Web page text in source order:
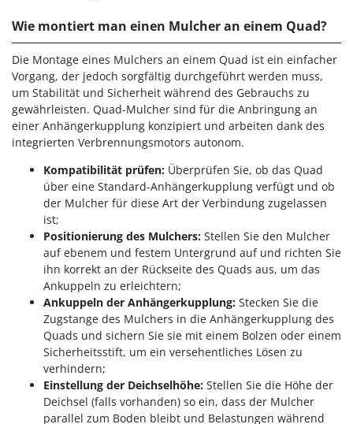
Wie montiert man einen Mulcher an einem Quad?
Die Montage eines Mulchers an einem Quad ist ein einfacher
Vorgang, der jedoch sorgfältig durchgeführt werden muss,
um Stabilität und Sicherheit während des Gebrauchs zu
gewährleisten. Quad-Mulcher sind für die Anbringung an
einer Anhängerkupplung konzipiert und arbeiten dank des
integrierten Verbrennungsmotors autonom.
Kompatibilität prüfen: Überprüfen Sie, ob das Quad
über eine Standard-Anhängerkupplung verfügt und ob
der Mulcher für diese Art der Verbindung zugelassen
ist;
Positionierung des Mulchers: Stellen Sie den Mulcher
auf ebenem und festem Untergrund auf und richten Sie
ihn korrekt an der Rückseite des Quads aus, um das
Ankuppeln zu erleichtern;
Ankuppeln der Anhängerkupplung: Stecken Sie die
Zugstange des Mulchers in die Anhängerkupplung des
Quads und sichern Sie sie mit einem Bolzen oder einem
Sicherheitsstift, um ein versehentliches Lösen zu
verhindern;
Einstellung der Deichselhöhe: Stellen Sie die Höhe der
Deichsel (falls vorhanden) so ein, dass der Mulcher
parallel zum Boden bleibt und Belastungen während